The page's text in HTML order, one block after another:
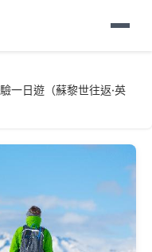
一日遊（蘇黎世往返·英